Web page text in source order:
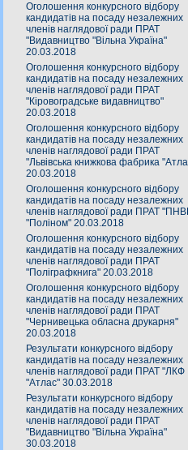
Оголошення конкурсного відбору
кандидатів на посаду незалежних
членів наглядової ради ПРАТ
"Видавництво "Вільна Україна"
20.03.2018
Оголошення конкурсного відбору
кандидатів на посаду незалежних
членів наглядової ради ПРАТ
"Кіровоградське видавництво"
20.03.2018
Оголошення конкурсного відбору
кандидатів на посаду незалежних
членів наглядової ради ПРАТ
"Львівська книжкова фабрика
20.03.2018
Оголошення конкурсного відбору
кандидатів на посаду незалежних
членів наглядової ради ПРАТ
"Поліном" 20.03.2018
Оголошення конкурсного відбору
кандидатів на посаду незалежних
членів наглядової ради ПРАТ
"Поліграфкнига" 20.03.2018
Оголошення конкурсного відбору
кандидатів на посаду незалежних
членів наглядової ради ПРАТ
"Чернивецька обласна друкарня"
20.03.2018
Результати конкурсного відбору
кандидатів на посаду незалежних
членів наглядової ради ПРАТ "ЛКФ
"Атлас" 30.03.2018
Результати конкурсного відбору
кандидатів на посаду незалежних
членів наглядової ради ПРАТ
"Видавництво "Вільна Україна"
30.03.2018